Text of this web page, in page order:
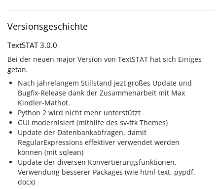
Versionsgeschichte
TextSTAT 3.0.0
Bei der neuen major Version von TextSTAT hat sich Einiges
getan.
Nach jahrelangem Stillstand jezt großes Update und
Bugfix-Release dank der Zusammenarbeit mit Max
Kindler-Mathot.
Python 2 wird nicht mehr unterstützt
GUI modernisiert (mithilfe des sv-ttk Themes)
Update der Datenbankabfragen, damit
RegularExpressions effektiver verwendet werden
können (mit sqlean)
Update der diversen Konvertierungsfunktionen,
Verwendung besserer Packages (wie html-text, pypdf,
docx)